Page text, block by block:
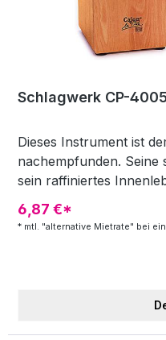
Schlagwerk CP-
Dieses Instrument ist
nachempfunden. Seine
sein raffiniertes
unverwechselbaren
an den Klang eines
x 30 cm Sound: satter
6,87 €*
* mtl. "alternative Mietrate" bei